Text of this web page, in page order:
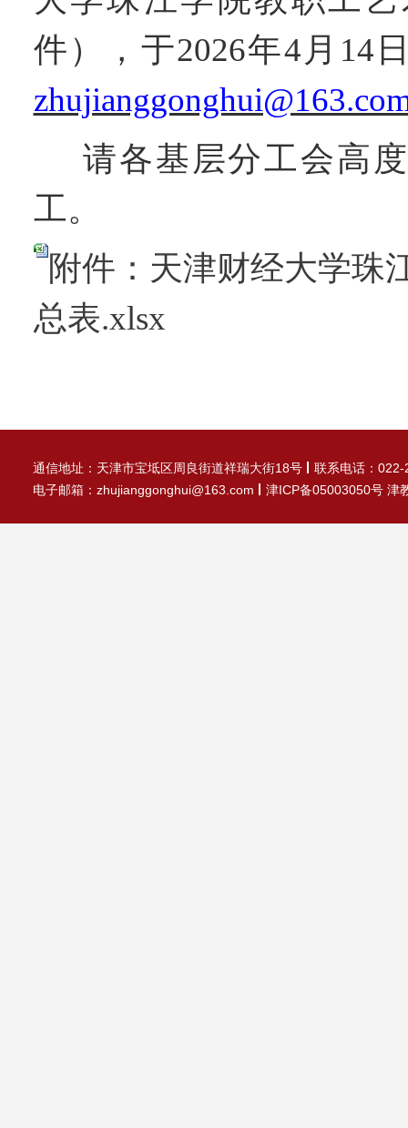
件），于2026年4月14
请各基层分工会高
工。
附件：天津财经大学珠
总表.xlsx
通信地址：天津市宝坻区周良街道祥瑞大街18号
联系电话：
电子邮箱：zhujianggonghui@163.com
津ICP备05003050号 津